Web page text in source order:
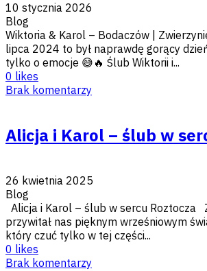
10 stycznia 2026
Blog
Wiktoria & Karol – Bodaczów |
lipca 2024 to był naprawdę gorący
tylko o emocje 😅🔥 Ślub Wiktorii i...
0 likes
Brak komentarzy
Alicja i Karol – ślub w
26 kwietnia 2025
Blog
Alicja i Karol – ślub w sercu Roztocza
przywitał nas pięknym wrześniowym
który czuć tylko w tej części...
0 likes
Brak komentarzy